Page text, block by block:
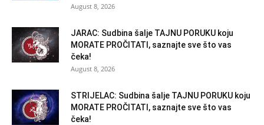
August 8, 2026
JARAC: Sudbina šalje TAJNU PORUKU koju
MORATE PROČITATI, saznajte sve što vas
čeka!
August 8, 2026
STRIJELAC: Sudbina šalje TAJNU PORUKU koju
MORATE PROČITATI, saznajte sve što vas
čeka!